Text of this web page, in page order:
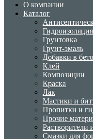
О компании
Каталог
Грунтовка
Грунт-эмаль
Добавки в
Клей
Композиции
Краска
Лак
Мастики и
Пропитки и
Прочие
Растворители
Смазки для